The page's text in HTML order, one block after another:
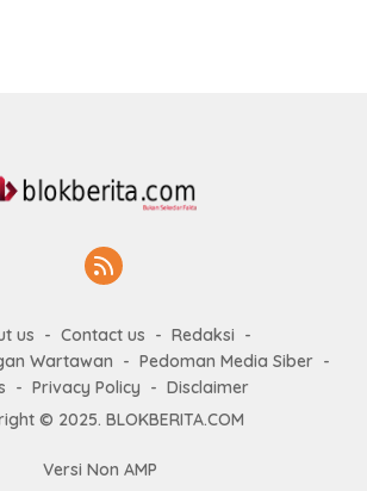
us Contact us
Redaksi
Wartawan
Pedoman Media Siber
Privacy Policy
Disclaimer
© 2025. BLOKBERITA.COM
Versi Non AMP